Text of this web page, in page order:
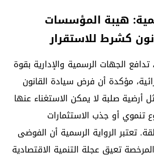
هيبة المؤسسات
كشرط للاستقرار
تدافع الجهات الرسمية والإدارية بقوة
مؤكدة أن فرض سيادة القانون
أرضية صلبة لا يمكن الاستغناء عنها
تنموي أو جذب الاستثمارات
تعتبر الرواية الرسمية أن الفوضى
تعيق عجلة التنمية الاقتصادية